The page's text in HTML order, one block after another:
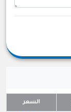
السعر